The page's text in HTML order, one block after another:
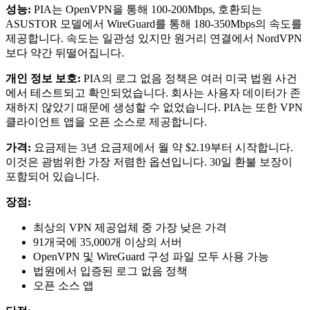
성능: PIA는 OpenVPN을 통해 100-200Mbps, 호환되는
ASUSTOR 모델에서 WireGuard를 통해 180-350Mbps의 속도를
제공합니다. 속도는 일관성 있지만 원거리 연결에서 NordVPN
보다 약간 뒤떨어집니다.
개인 정보 보호: PIA의 로그 없음 정책은 여러 미국 법원 사건
에서 테스트되고 확인되었습니다. 회사는 사용자 데이터가 존
재하지 않았기 때문에 생성할 수 없었습니다. PIA는 또한 VPN
클라이언트 앱을 오픈 소스로 제공합니다.
가격: 요금제는 3년 요금제에서 월 약 $2.19부터 시작합니다.
이것은 광범위한 가장 저렴한 옵션입니다. 30일 환불 보장이
포함되어 있습니다.
장점:
최상의 VPN 제공업체 중 가장 낮은 가격
91개국에 35,000개 이상의 서버
OpenVPN 및 WireGuard 구성 파일 모두 사용 가능
법원에서 입증된 로그 없음 정책
오픈 소스 앱